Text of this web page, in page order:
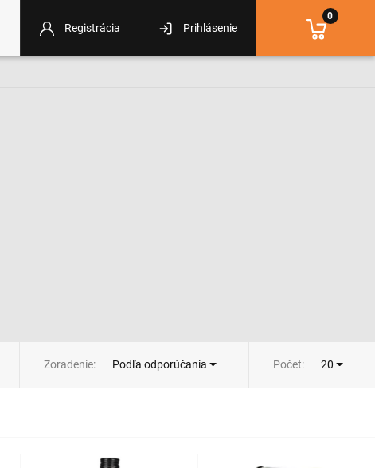
Počet: 20
Zoradenie: Podľa odporúčania
Registrácia Prihlásenie
0